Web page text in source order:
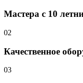
Мастера с 10
02
Качественное
03